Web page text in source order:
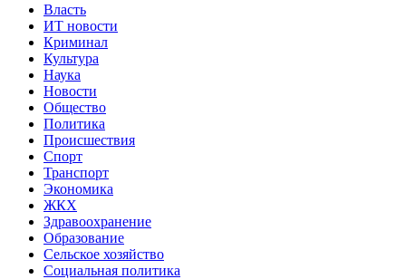
Власть
ИТ новости
Криминал
Культура
Наука
Новости
Общество
Политика
Происшествия
Спорт
Транспорт
Экономика
ЖКХ
Здравоохранение
Образование
Сельское хозяйство
Социальная политика